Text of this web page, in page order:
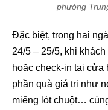
phường
Đặc biệt, trong hai
24/5 – 25/5, khi
hoặc check-in tại
phần quà giá trị như
miếng lót chuột…